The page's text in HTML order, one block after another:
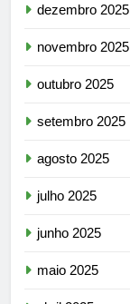
dezembro 2025
novembro 2025
outubro 2025
setembro 2025
agosto 2025
julho 2025
junho 2025
maio 2025